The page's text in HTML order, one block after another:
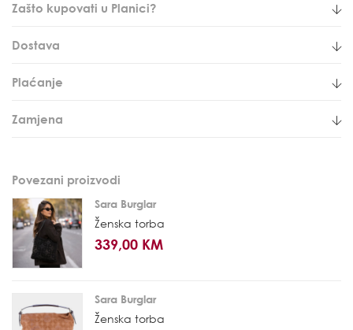
Zašto kupovati u Planici?
Dostava
Plaćanje
Zamjena
Povezani proizvodi
Sara Burglar
Ženska torba
339,00 KM
Sara Burglar
Ženska torba